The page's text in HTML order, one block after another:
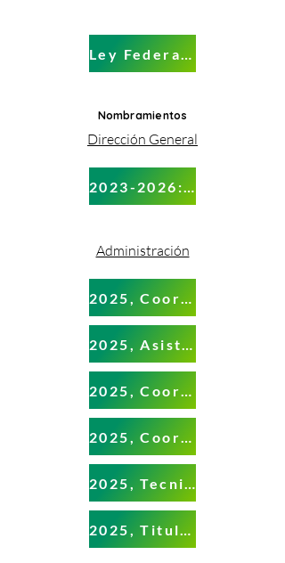
Nombramientos
Dirección General
Administración
2025, Titular de Transparencia